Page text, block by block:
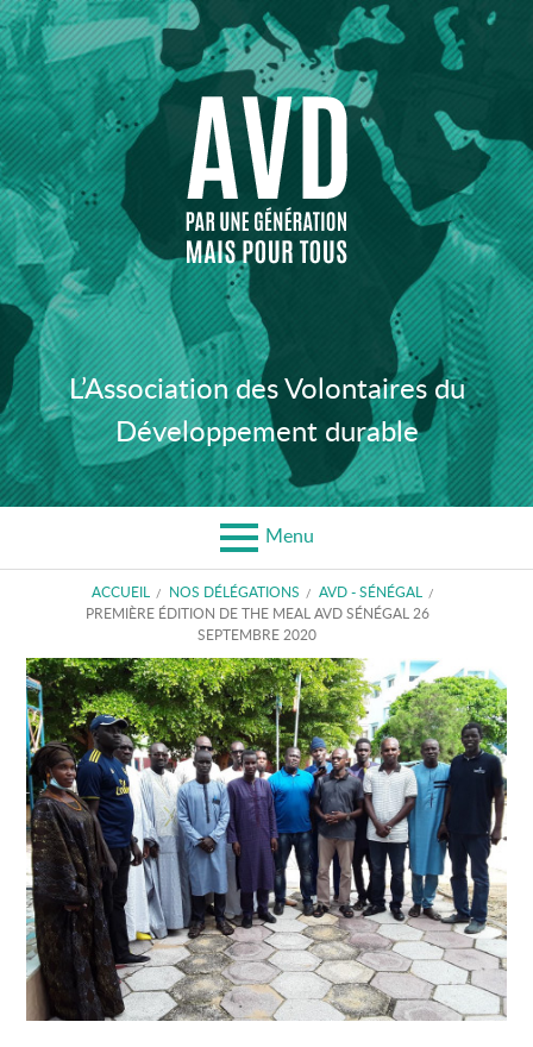
Aller
au
contenu
L’Association des Volontaires du
Développement durable
Menu
FIL
D'ARIANE
ACCUEIL NOS DÉLÉGATIONS
AVD - SÉNÉGAL
PREMIÈRE ÉDITION DE THE MEAL AVD SÉNÉGAL 26
SEPTEMBRE 2020